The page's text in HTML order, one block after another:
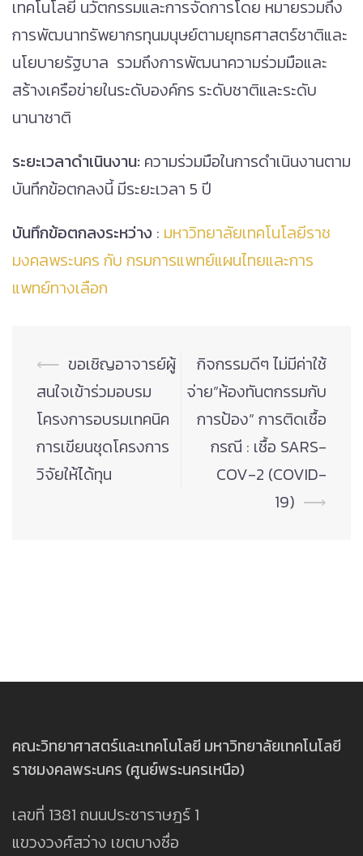
เทคโนโลยี นวัตกรรมและการจัดการโดย หมายรวมถึง
การพัฒนาทรัพยากรทุนมนุษย์ตามยุทธศาสตร์ชาติและ
นโยบายรัฐบาล รวมถึงการพัฒนาความร่วมมือและ
สร้างเครือข่ายในระดับองค์กร ระดับชาติและระดับ
นานาชาติ
ระยะเวลาดำเนินงาน: ความร่วมมือในการดำเนินงานตาม
บันทึกข้อตกลงนี้ มีระยะเวลา 5 ปี
บันทึกข้อตกลงระหว่าง : มหาวิทยาลัยเทคโนโลยีราช
มงคลพระนคร กับ กรมการแพทย์แผนไทยและการ
แพทย์ทางเลือก
Post
navigation
⟵ ขอเชิญอาจารย์ผู้
สนใจเข้าร่วมอบรม
โครงการอบรมเทคนิค
การเขียนชุดโครงการ
วิจัยให้ได้ทุน
กิจกรรมดีๆ ไม่มีค่าใช้
จ่าย”ห้องทันตกรรมกับ
การป้อง” การติดเชื้อ
กรณี : เชื้อ SARS-
COV-2 (COVID-
19) ⟶
คณะวิทยาศาสตร์และเทคโนโลยี มหาวิทยาลัยเทคโนโลยี
ราชมงคลพระนคร (ศูนย์พระนครเหนือ)
เลขที่ 1381 ถนนประชาราษฎร์ 1
แขวงวงศ์สว่าง เขตบางซื่อ